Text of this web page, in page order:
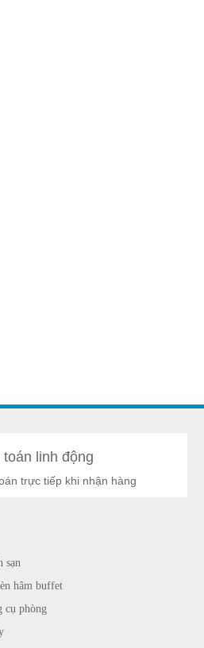
toán linh động
trực tiếp khi nhận hàng
sạn
hâm buffet
cụ phòng